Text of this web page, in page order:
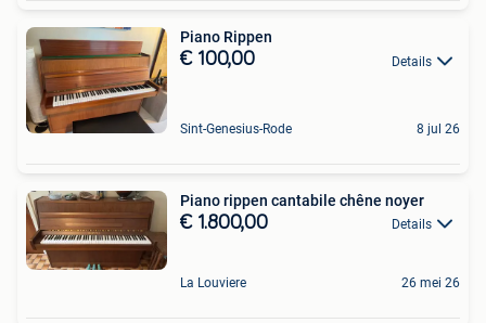
Piano Rippen
€ 100,00 Details
Sint-Genesius-Rode 8 jul 26
Piano rippen cantabile chêne noyer
€ 1.800,00 Details
La Louviere 26 mei 26